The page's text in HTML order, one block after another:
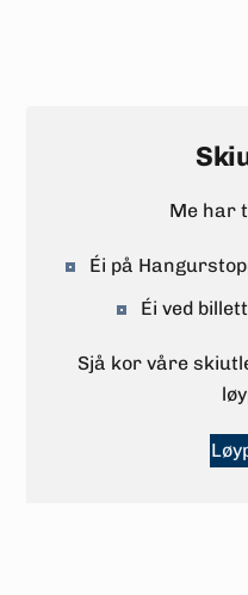
Me har
Éi på
Éi ved
Sjå kor våre